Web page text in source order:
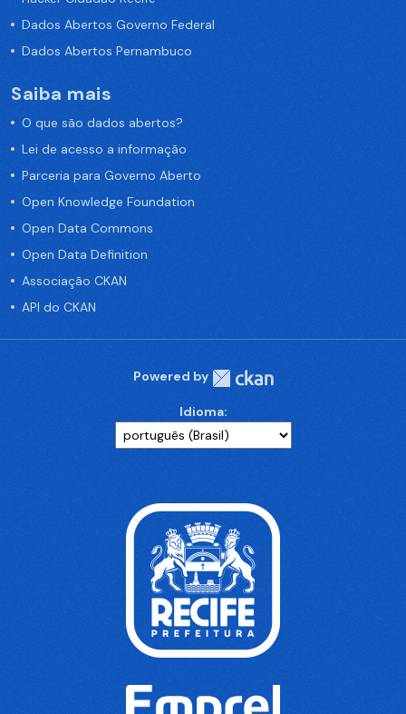
Dados Abertos Governo Federal
Dados Abertos Pernambuco
Saiba mais
O que são dados abertos?
Lei de acesso a informação
Parceria para Governo Aberto
Open Knowledge Foundation
Open Data Commons
Open Data Definition
Associação CKAN
API do CKAN
Powered by
Idioma